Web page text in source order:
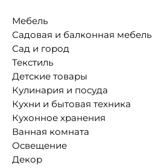
Мебель
Садовая и балконная мебель
Сад и город
Текстиль
Детские товары
Кулинария и посуда
Кухни и бытовая техника
Кухонное хранения
Ванная комната
Освещение
Декор